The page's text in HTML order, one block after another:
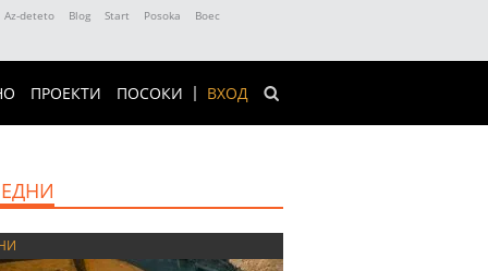
Az-deteto Blog Start Posoka
Boec
ВХОД
ПРОЕКТИ ПОСОКИ